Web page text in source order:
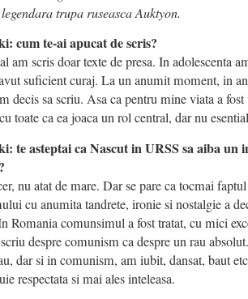
trupa ruseasca Auktyon.
cum te-ai apucat de scris?
am scris doar texte de presa. In adolescenta
suficient curaj. La un anumit moment, in
decis sa scriu. Asa ca pentru mine viata a
toate ca ea joaca un rol central, dar nu
te asteptai ca Nascut in URSS sa aiba un
nu atat de mare. Dar se pare ca tocmai
cu anumita tandrete, ironie si nostalgie a
Romania comunsimul a fost tratat, cu mici
despre comunism ca despre un rau
dar si in comunism, am iubit, dansat, baut
respectata si mai ales inteleasa.